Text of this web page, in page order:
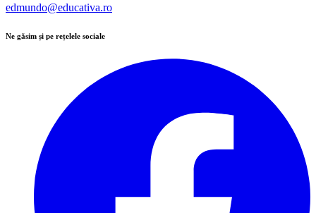
edmundo@educativa.ro
Ne găsim și pe rețelele sociale